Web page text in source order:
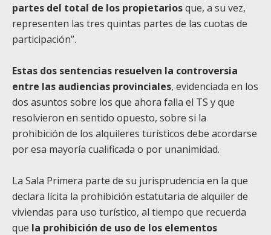
partes del total de los propietariosque, a su vez,
representen las tres quintas partes de las cuotas de
participación”.
Estas dos sentencias resuelven la controversia
entre las audiencias provinciales, evidenciada en los
dos asuntos sobre los que ahora falla el TS y que
resolvieron en sentido opuesto, sobre si la
prohibición de los alquileres turísticos debe acordarse
por esa mayoría cualificada o por unanimidad.
La Sala Primera parte de su jurisprudencia en la que
declara lícita la prohibición estatutaria de alquiler de
viviendas para uso turístico, al tiempo que recuerda
que la prohibición de uso de los elementos